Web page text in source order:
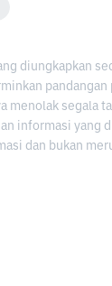
diungkapkan
menolak segala
informasi yang
dan bukan